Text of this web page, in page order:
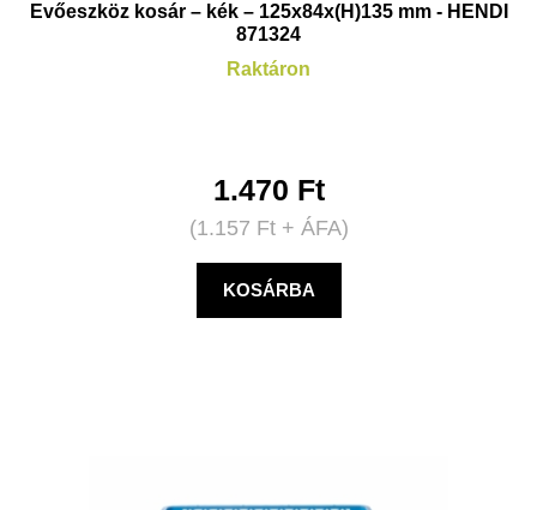
Evőeszköz kosár – kék – 125x84x(H)135 mm - HENDI
871324
Raktáron
1.470 Ft
(1.157 Ft+ ÁFA)
KOSÁRBA